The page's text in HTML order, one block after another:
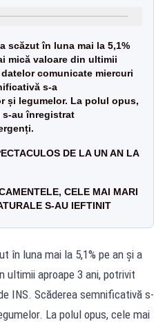
scăzut în luna mai la 5,1%
mică valoare din ultimii
comunicate miercuri
s-a
și legumelor. La polul opus,
s-au înregistrat
DE LA UN AN LA
CELE MAI MARI
S-AU IEFTINIT
în luna mai la 5,1% pe an și a
ultimii aproape 3 ani, potrivit
INS. Scăderea semnificativă s-
La polul opus, cele mai